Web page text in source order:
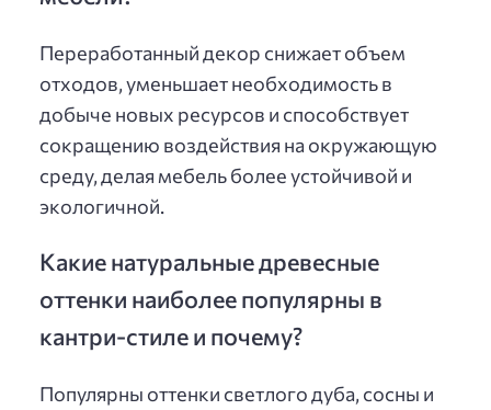
Переработанный декор снижает объем
отходов, уменьшает необходимость в
добыче новых ресурсов и способствует
сокращению воздействия на окружающую
среду, делая мебель более устойчивой и
экологичной.
Какие натуральные древесные
оттенки наиболее популярны в
кантри-стиле и почему?
Популярны оттенки светлого дуба, сосны и